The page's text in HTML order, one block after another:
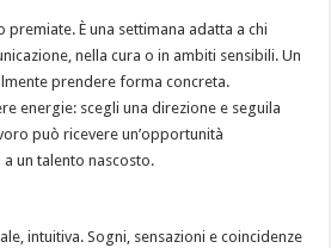
premiate. È una settimana adatta a chi
nella cura o in ambiti sensibili. Un
prendere forma concreta.
energie: scegli una direzione e seguila
può ricevere un’opportunità
un talento nascosto.
intuitiva. Sogni, sensazioni e coincidenze